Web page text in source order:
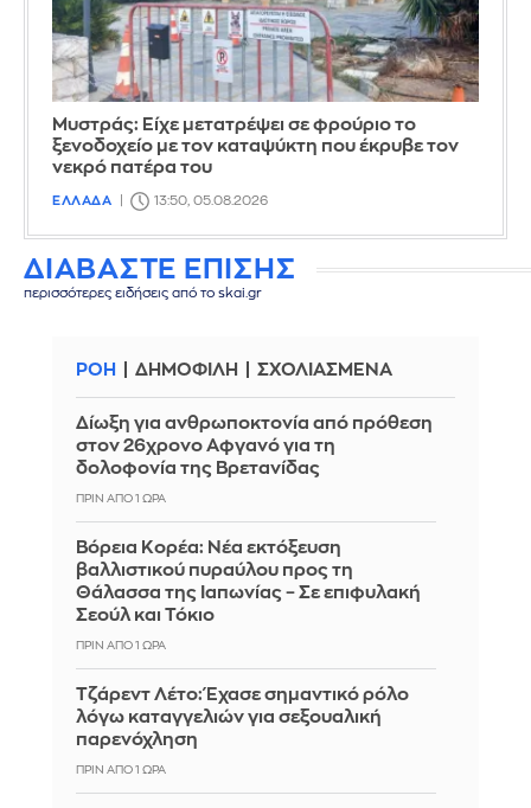
Mυστράς: Είχε μετατρέψει σε φρούριο το
ξενοδοχείο με τον καταψύκτη που έκρυβε τον
νεκρό πατέρα του
ΕΛΛΑΔΑ 13:50, 05.08.2026
ΔΙΑΒΑΣΤΕ ΕΠΙΣΗΣ
περισσότερες ειδήσεις από το skai.gr
ΡΟΗ ΔΗΜΟΦΙΛΗ ΣΧΟΛΙΑΣΜΕΝΑ
Δίωξη για ανθρωποκτονία από πρόθεση
στον 26χρονο Αφγανό για τη
δολοφονία της Βρετανίδας
ΠΡΙΝ ΑΠΌ 1 ΏΡΑ
Βόρεια Κορέα: Νέα εκτόξευση
βαλλιστικού πυραύλου προς τη
Θάλασσα της Ιαπωνίας – Σε επιφυλακή
Σεούλ και Τόκιο
ΠΡΙΝ ΑΠΌ 1 ΏΡΑ
Τζάρεντ Λέτο: Έχασε σημαντικό ρόλο
λόγω καταγγελιών για σεξουαλική
παρενόχληση
ΠΡΙΝ ΑΠΌ 1 ΏΡΑ